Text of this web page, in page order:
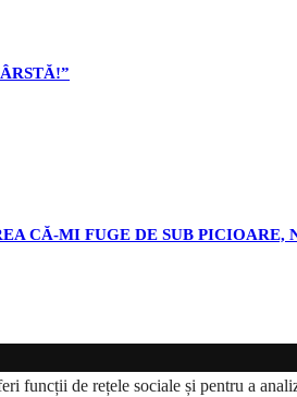
CĂ-MI FUGE DE SUB PICIOARE,
funcții de rețele sociale și pentru a